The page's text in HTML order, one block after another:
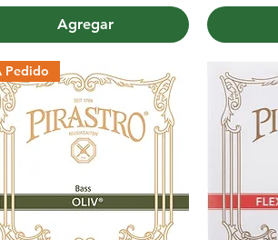
Agregar
Pedido